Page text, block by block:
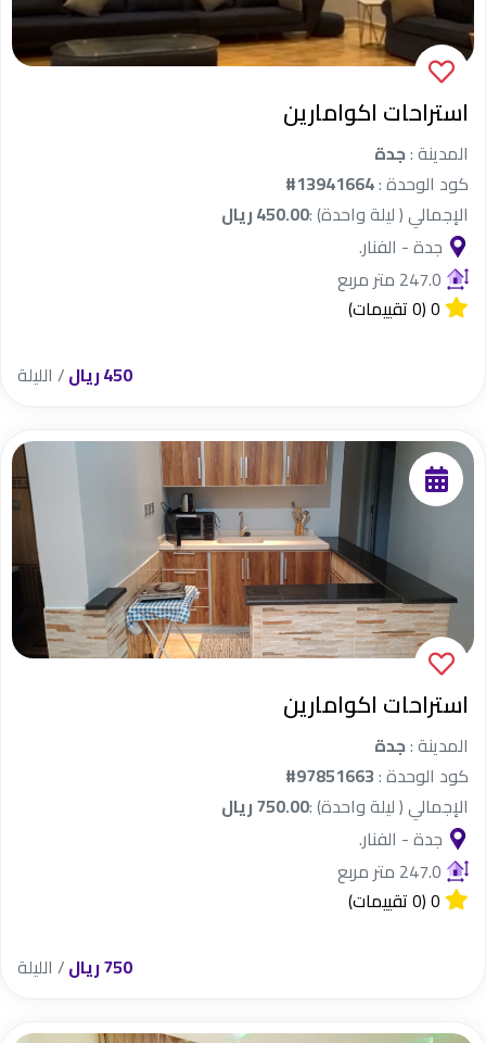
استراحات اكوامارين
المدينة :جدة
كود الوحدة :#13941664
الإجمالي ( ليلة واحدة) :450.00 ريال
جدة - الفنار.
247.0 متر مربع
0(0 تقييمات)
450 ريال / الليلة
استراحات اكوامارين
المدينة :جدة
كود الوحدة :#97851663
الإجمالي ( ليلة واحدة) :750.00 ريال
جدة - الفنار.
247.0 متر مربع
0(0 تقييمات)
750 ريال / الليلة